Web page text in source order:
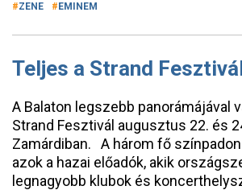
ZENE EMINEM
Teljes a Strand
A Balaton legszebb panorámájával
Strand Fesztivál augusztus 22. és
Zamárdiban. A három fő
azok a hazai előadók, akik
legnagyobb klubok és